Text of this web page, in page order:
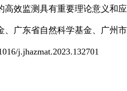
效监测具有重要理论意义和应
东省自然科学基金、广州市
j.jhazmat.2023.132701